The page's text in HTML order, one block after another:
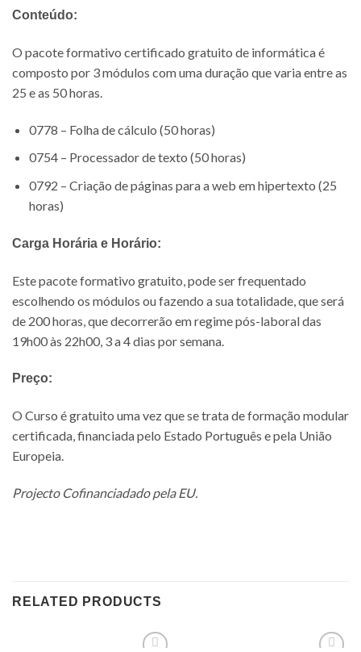
Conteúdo:
O pacote formativo certificado gratuito de informática é
composto por 3 módulos com uma duração que varia entre as
25 e as 50 horas.
0778 – Folha de cálculo (50 horas)
0754 – Processador de texto (50 horas)
0792 – Criação de páginas para a web em hipertexto (25
horas)
Carga Horária e Horário:
Este pacote formativo gratuito, pode ser frequentado
escolhendo os módulos ou fazendo a sua totalidade, que será
de 200 horas, que decorrerão em regime pós-laboral das
19h00 às 22h00, 3 a 4 dias por semana.
Preço:
O Curso é gratuito uma vez que se trata de formação modular
certificada, financiada pelo Estado Português e pela União
Europeia.
Projecto Cofinanciadado pela EU.
RELATED PRODUCTS